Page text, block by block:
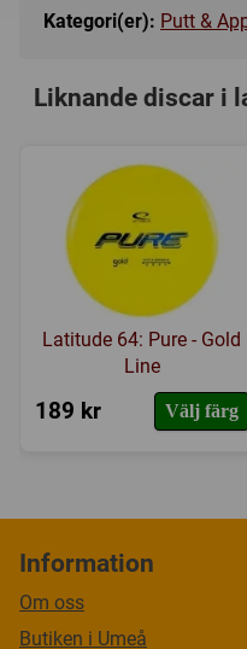
Kategori(er): Putt &
Liknande discar i
Latitude 64: Pure - Gold
Line
189 kr Välj färg
Information
Om oss
Butiken i Umeå